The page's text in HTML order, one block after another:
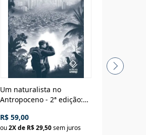
Um naturalista no
Antropoceno - 2ª edição:
selvagem
R$ 59,00
ou2X de R$ 29,50sem juros